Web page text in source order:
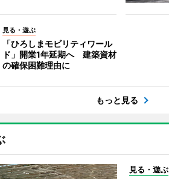
見る・遊ぶ
「ひろしまモビリティワール
ド」開業1年延期へ 建築資材
の確保困難理由に
もっと見る
見る・遊ぶ